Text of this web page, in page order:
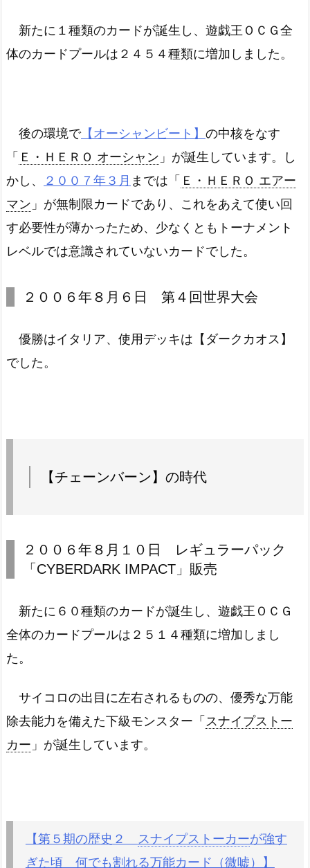
新たに１種類のカードが誕生し、遊戯王ＯＣＧ全
体のカードプールは２４５４種類に増加しました。
後の環境で【オーシャンビート】 の中核をなす
「 Ｅ・ＨＥＲＯ オーシャン 」が誕生しています。し
かし、
２００７年３月 までは「 Ｅ・ＨＥＲＯ エアー
マン 」が無制限カードであり、これをあえて使い回
す必要性が薄かったため、少なくともトーナメント
レベルでは意識されていないカードでした。
２００６年８月６日 第４回世界大会
優勝はイタリア、使用デッキは【ダークカオス】
でした。
【チェーンバーン】の時代
２００６年８月１０日 レギュラーパック
「CYBERDARK IMPACT」販売
新たに６０種類のカードが誕生し、遊戯王ＯＣＧ
全体のカードプールは２５１４種類に増加しまし
た。
サイコロの出目に左右されるものの、優秀な万能
除去能力を備えた下級モンスター「 スナイプストー
カー 」が誕生しています。
【第５期の歴史２ スナイプストーカーが強す
ぎた頃 何でも割れる万能カード（微嘘）】